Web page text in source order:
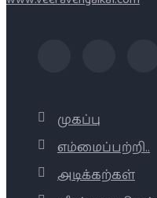
முகப்பு
எம்மைப்பற்றி..
அடிக்கற்கள்